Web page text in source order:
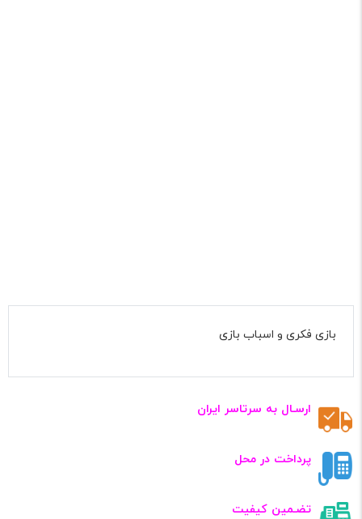
بازی فکری و اسباب بازی
ارسـال به سرتاسر ایران
پرداخت در محل
تضـمین کیفیت